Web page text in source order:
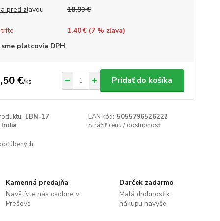
pred zľavou
18,90 €
1,40 € (7% zľava)
sme platcovia DPH
€/ks Pridať do košíka
LBN-17 EAN kód: 5055796526222
India
Strážiť cenu / dostupnosť
Kamenná predajňa
Navštívte nás osobne v
Prešove
Darček zadarmo
Malá drobnosť k
nákupu navyše